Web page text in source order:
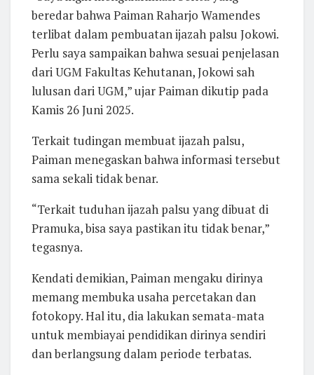
beredar bahwa Paiman Raharjo Wamendes
terlibat dalam pembuatan ijazah palsu Jokowi.
Perlu saya sampaikan bahwa sesuai penjelasan
dari UGM Fakultas Kehutanan, Jokowi sah
lulusan dari UGM,” ujar Paiman dikutip pada
Kamis 26 Juni 2025.
Terkait tudingan membuat ijazah palsu,
Paiman menegaskan bahwa informasi tersebut
sama sekali tidak benar.
“Terkait tuduhan ijazah palsu yang dibuat di
Pramuka, bisa saya pastikan itu tidak benar,”
tegasnya.
Kendati demikian, Paiman mengaku dirinya
memang membuka usaha percetakan dan
fotokopy. Hal itu, dia lakukan semata-mata
untuk membiayai pendidikan dirinya sendiri
dan berlangsung dalam periode terbatas.